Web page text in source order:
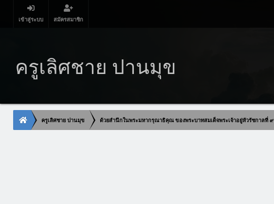
เข้าสู่ระบบ สมัครสมาชิก
ครูเลิศชาย ปานมุข
ครูเลิศชาย ปานมุข ด้วยสำนึกในพระมหากรุณาธิคุณ ของพระบาทสมเด็จพระเจ้าอยู่หัวรัชกาลที่ ๙